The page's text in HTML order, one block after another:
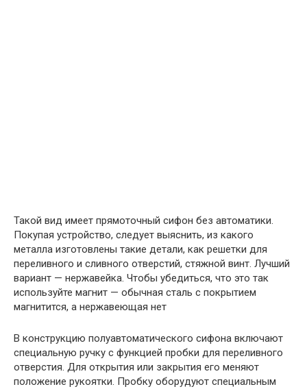
Такой вид имеет прямоточный сифон без автоматики.
Покупая устройство, следует выяснить, из какого
металла изготовлены такие детали, как решетки для
переливного и сливного отверстий, стяжной винт. Лучший
вариант — нержавейка. Чтобы убедиться, что это так
используйте магнит — обычная сталь с покрытием
магнитится, а нержавеющая нет
В конструкцию полуавтоматического сифона включают
специальную ручку с функцией пробки для переливного
отверстия. Для открытия или закрытия его меняют
положение рукоятки. Пробку оборудуют специальным